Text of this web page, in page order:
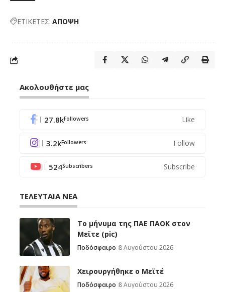
ΕΤΙΚΕΤΕΣ: ΑΠΟΨΗ
Ακολουθήστε μας
27.8kFollowers Like
3.2kFollowers Follow
524Subscribers Subscribe
ΤΕΛΕΥΤΑΙΑ ΝΕΑ
Το μήνυμα της ΠΑΕ ΠΑΟΚ στον
Μεϊτε (pic)
Ποδόσφαιρο 8 Αυγούστου 2026
Χειρουργήθηκε ο Μεϊτέ
Ποδόσφαιρο 8 Αυγούστου 2026